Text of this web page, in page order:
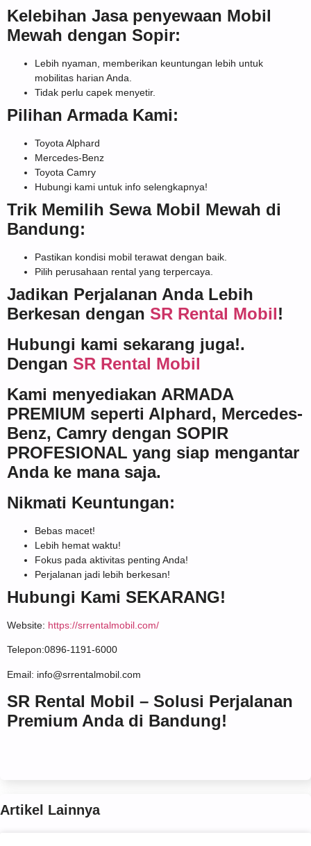
Kelebihan Jasa penyewaan Mobil
Mewah dengan Sopir:
Lebih nyaman, memberikan keuntungan lebih untuk
mobilitas harian Anda.
Tidak perlu capek menyetir.
Pilihan Armada Kami:
Toyota Alphard
Mercedes-Benz
Toyota Camry
Hubungi kami untuk info selengkapnya!
Trik Memilih Sewa Mobil Mewah di
Bandung:
Pastikan kondisi mobil terawat dengan baik.
Pilih perusahaan rental yang terpercaya.
Jadikan Perjalanan Anda Lebih
Berkesan dengan SR Rental Mobil!
Hubungi kami sekarang juga!.
Dengan SR Rental Mobil
Kami menyediakan ARMADA
PREMIUM seperti Alphard, Mercedes-
Benz, Camry dengan SOPIR
PROFESIONAL yang siap mengantar
Anda ke mana saja.
Nikmati Keuntungan:
Bebas macet!
Lebih hemat waktu!
Fokus pada aktivitas penting Anda!
Perjalanan jadi lebih berkesan!
Hubungi Kami SEKARANG!
Website: https://srrentalmobil.com/
Telepon:0896-1191-6000
Email: info@srrentalmobil.com
SR Rental Mobil – Solusi Perjalanan
Premium Anda di Bandung!
Artikel Lainnya